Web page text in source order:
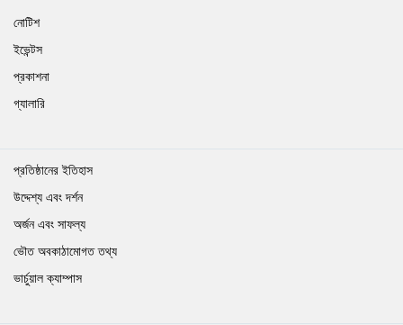
নোটিশ
ইভেন্টস
প্রকাশনা
গ্যালারি
প্রতিষ্ঠানের ইতিহাস
উদ্দেশ্য এবং দর্শন
অর্জন এবং সাফল্য
ভৌত অবকাঠামোগত তথ্য
ভার্চুয়াল ক্যাম্পাস